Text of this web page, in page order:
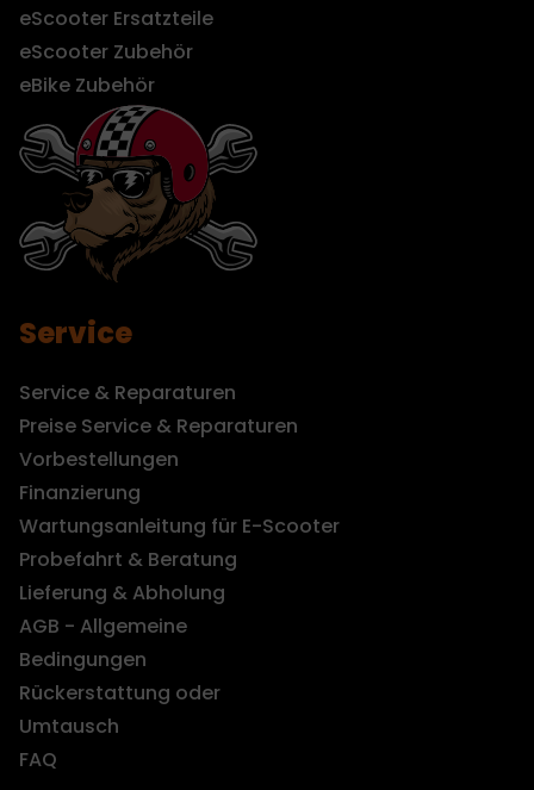
eScooter Ersatzteile
eScooter Zubehör
eBike Zubehör
Service
Service & Reparaturen
Preise Service & Reparaturen
Vorbestellungen
Finanzierung
Wartungsanleitung für E-Scooter
Probefahrt & Beratung
Lieferung & Abholung
AGB - Allgemeine
Bedingungen
Rückerstattung oder
Umtausch
FAQ